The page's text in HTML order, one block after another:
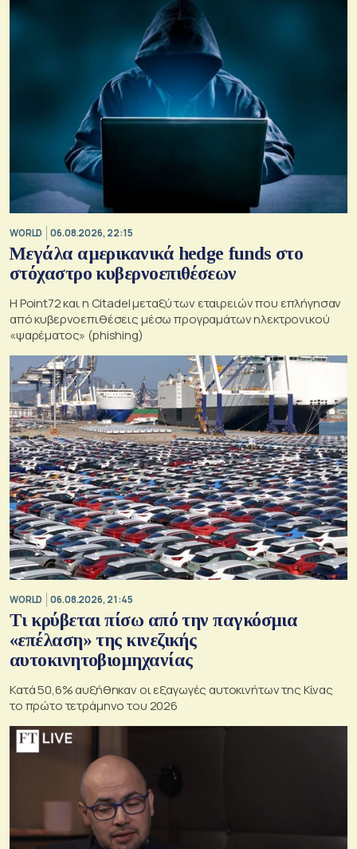
WORLD 06.08.2026, 22:15
Μεγάλα αμερικανικά hedge funds στο
στόχαστρο κυβερνοεπιθέσεων
Η Point72 και η Citadel μεταξύ των εταιρειών που επλήγησαν
από κυβερνοεπιθέσεις μέσω προγραμάτων ηλεκτρονικού
«ψαρέματος» (phishing)
WORLD 06.08.2026, 21:45
Τι κρύβεται πίσω από την παγκόσμια
«επέλαση» της κινεζικής
αυτοκινητοβιομηχανίας
Κατά 50,6% αυξήθηκαν οι εξαγωγές αυτοκινήτων της Κίνας
το πρώτο τετράμηνο του 2026